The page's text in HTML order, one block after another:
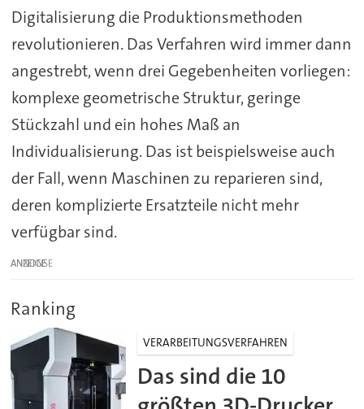
Digitalisierung die Produktionsmethoden
revolutionieren. Das Verfahren wird immer dann
angestrebt, wenn drei Gegebenheiten vorliegen:
komplexe geometrische Struktur, geringe
Stückzahl und ein hohes Maß an
Individualisierung. Das ist beispielsweise auch
der Fall, wenn Maschinen zu reparieren sind,
deren komplizierte Ersatzteile nicht mehr
verfügbar sind.
ANZEIGE
Ranking
VERARBEITUNGSVERFAHREN
Das sind die 10